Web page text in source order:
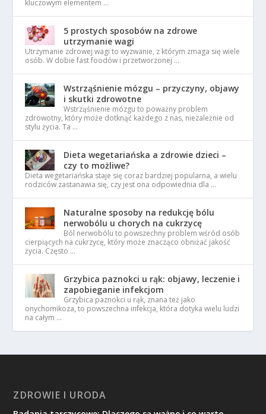
kluczowym elementem …
5 prostych sposobów na zdrowe
utrzymanie wagi
Utrzymanie zdrowej wagi to wyzwanie, z którym zmaga się wiele
osób. W dobie fast foodów i przetworzonej …
Wstrząśnienie mózgu – przyczyny, objawy
i skutki zdrowotne
Wstrząśnienie mózgu to poważny problem
zdrowotny, który może dotknąć każdego z nas, niezależnie od
stylu życia. Ta …
Dieta wegetariańska a zdrowie dzieci –
czy to możliwe?
Dieta wegetariańska staje się coraz bardziej popularna, a wielu
rodziców zastanawia się, czy jest ona odpowiednia dla …
Naturalne sposoby na redukcję bólu
nerwobólu u chorych na cukrzycę
Ból nerwobólu to powszechny problem wśród osób
cierpiących na cukrzycę, który może znacząco obniżać jakość
życia. Często …
Grzybica paznokci u rąk: objawy, leczenie i
zapobieganie infekcjom
Grzybica paznokci u rąk, znana też jako
onychomikoza, to powszechna infekcja, która dotyka wielu ludzi
na całym …
ZDROWIE I URODA